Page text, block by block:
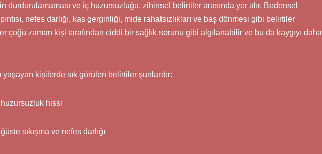
durdurulamaması ve iç huzursuzluğu, zihinsel belirtiler arasında yer alır. Bedensel
nefes darlığı, kas gerginliği, mide rahatsızlıkları ve baş dönmesi gibi belirtiler
çoğu zaman kişi tarafından ciddi bir sağlık sorunu gibi algılanabilir ve bu da kaygıyı daha
kişilerde sık görülen belirtiler şunlardır:
hissi
sıkışma ve nefes darlığı